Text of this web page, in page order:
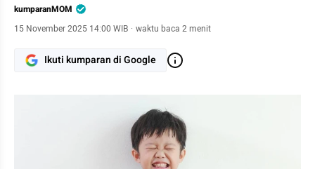
kumparanMOM
15 November 2025 14:00 WIB · waktu baca 2 menit
Ikuti kumparan di Google